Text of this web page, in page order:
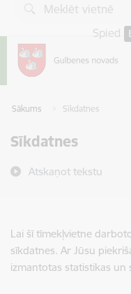
Pāriet uz lapas saturu
Spied
Sākums Sīkdatnes
Sīkdatnes
Atskaņot tekstu
Lai šī tīmekļvietne
sīkdatnes. Ar Jūsu
izmantotas statistikas un